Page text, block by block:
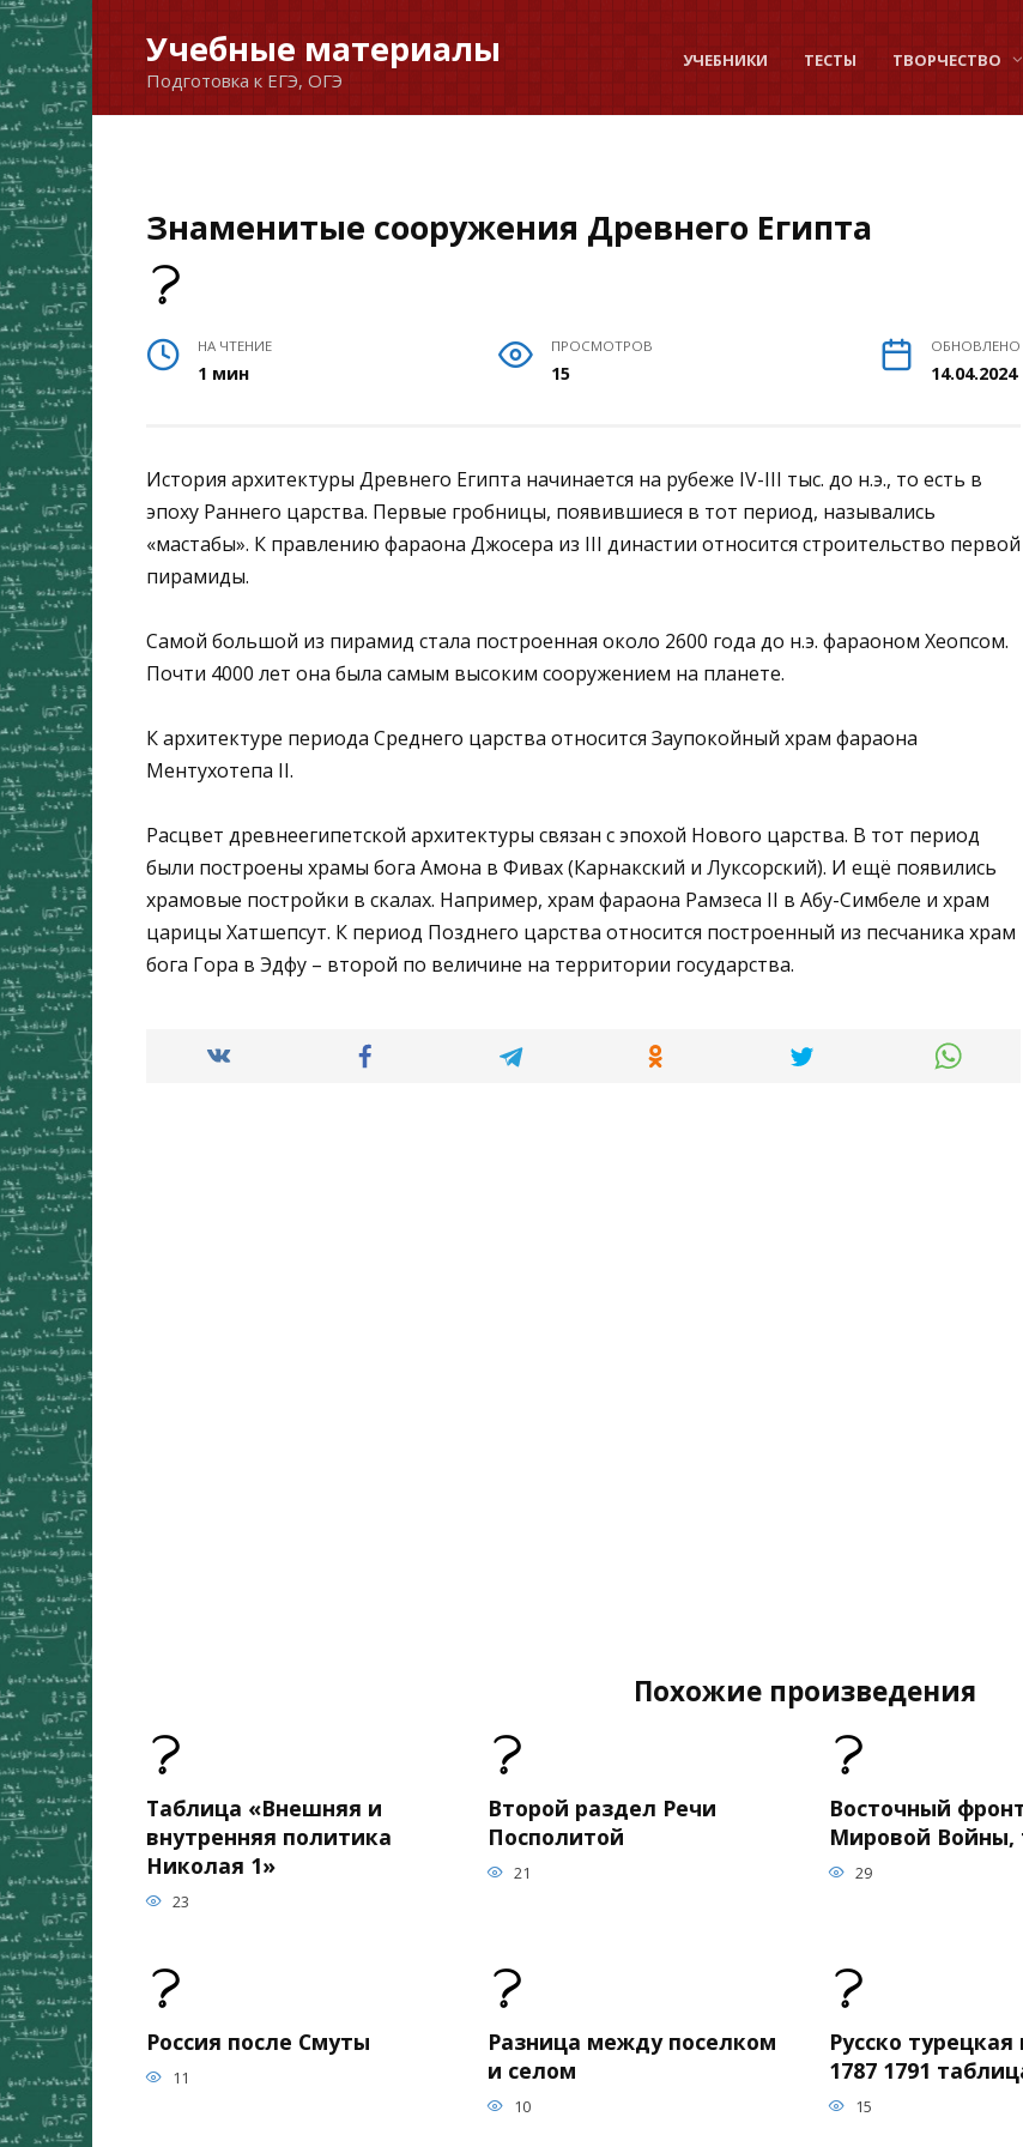
Перейти
содержанию
Учебные материалы
Подготовка к ЕГЭ, ОГЭ
УЧЕБНИКИ ТЕСТЫ ТВОРЧЕСТВО
Знаменитые сооружения Древнего Египта
НА ЧТЕНИЕ
1 мин
ПРОСМОТРОВ
15
ОБНОВЛЕНО
14.04.2024
История архитектуры Древнего Египта начинается на рубеже IV-III тыс. до н.э., то есть в
эпоху Раннего царства. Первые гробницы, появившиеся в тот период, назывались
«мастабы». К правлению фараона Джосера из III династии относится строительство первой
пирамиды.
Самой большой из пирамид стала построенная около 2600 года до н.э. фараоном Хеопсом.
Почти 4000 лет она была самым высоким сооружением на планете.
К архитектуре периода Среднего царства относится Заупокойный храм фараона
Ментухотепа II.
Расцвет древнеегипетской архитектуры связан с эпохой Нового царства. В тот период
были построены храмы бога Амона в Фивах (Карнакский и Луксорский). И ещё появились
храмовые постройки в скалах. Например, храм фараона Рамзеса II в Абу-Симбеле и храм
царицы Хатшепсут. К период Позднего царства относится построенный из песчаника храм
бога Гора в Эдфу – второй по величине на территории государства.
Похожие произведения
Таблица «Внешняя и
внутренняя политика
Николая 1»
23
Второй раздел Речи
Посполитой
21
Восточный
Мировой Войны,
29
Россия после Смуты
11
Разница между поселком
и селом
10
Русско турецкая
1787 1791
15